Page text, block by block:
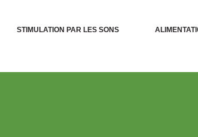
STIMULATION PAR LES SONS